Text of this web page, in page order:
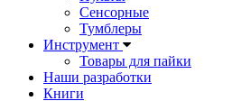
Сенсорные
Тумблеры
Инструмент
Товары для пайки
Наши разработки
Книги